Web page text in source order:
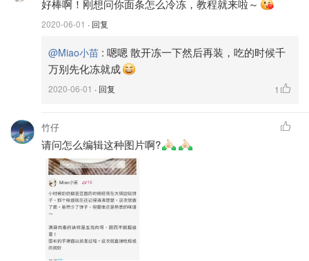
好棒啊！刚想问你面条怎么冷冻，教程就来啦～
2020-06-01 · 回复
@Miao小苗 : 嗯嗯 散开冻一下然后再装，吃的时候千
万别先化冻就成
2020-06-01 · 回复 1
竹仔
请问怎么编辑这种图片啊?